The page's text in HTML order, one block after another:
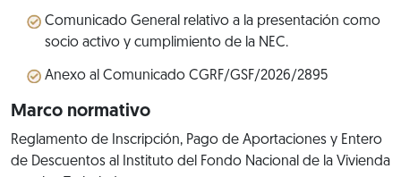
Comunicado General relativo a la presentación como
socio activo y cumplimiento de la NEC.
Anexo al Comunicado CGRF/GSF/2026/2895
Marco normativo
Reglamento de Inscripción, Pago de Aportaciones y Entero
de Descuentos al Instituto del Fondo Nacional de la Vivienda